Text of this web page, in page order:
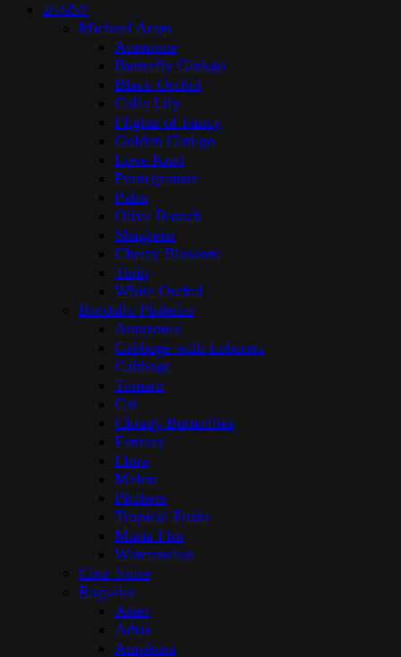
ZNAČKY
Michael Aram
Anemone
Butterfly Ginkgo
Black Orchid
Calla Lily
Flights of Fancy
Golden Ginkgo
Love Knot
Pomegranate
Palm
Olive Branch
Shagreen
Cherry Blossom
Tulip
White Orchid
Bordallo Pinheiro
Amazōnia
Cabbage with Lobsters
Cabbage
Tomato
Cat
Cloudy Butterflies
Fantasy
Flora
Melon
Pitchers
Tropical Fruits
Maria Flor
Watermelon
Cote Noire
Rogaska
Aster
Adria
Amphora